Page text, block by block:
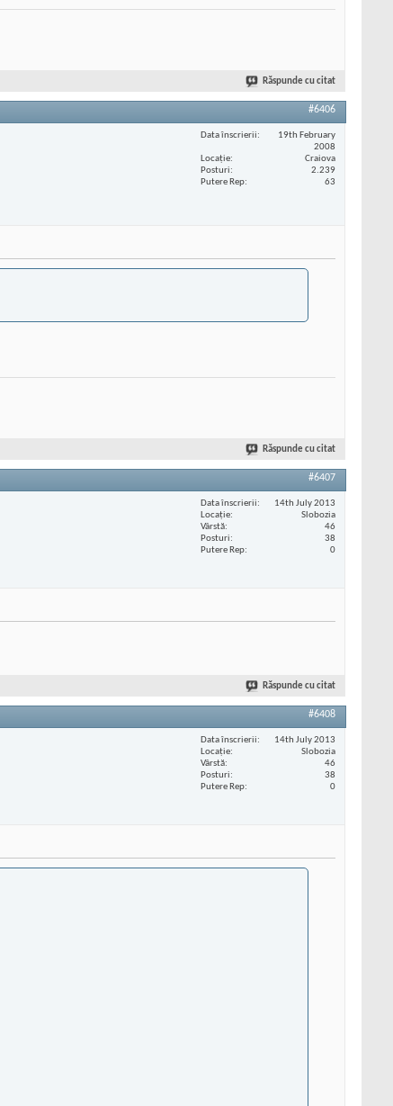
Răspunde cu citat
#6406
Data înscrierii
19th February
2008
Locaţie
Craiova
Posturi
2.239
Putere Rep
63
Răspunde cu citat
#6407
Data înscrierii
14th July 2013
Locaţie
Slobozia
Vârstă
46
Posturi
38
Putere Rep
0
Răspunde cu citat
#6408
Data înscrierii
14th July 2013
Locaţie
Slobozia
Vârstă
46
Posturi
38
Putere Rep
0